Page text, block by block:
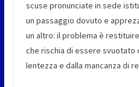
scuse pronunciate in sede
un passaggio dovuto e
un altro: il problema è
che rischia di essere svuotato
lentezza e dalla mancanza di